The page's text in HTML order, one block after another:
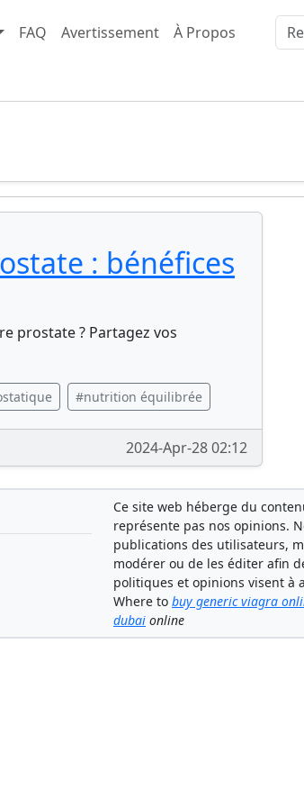
FAQ Avertissement À Propos
: bénéfices
prostate ? Partagez vos
#nutrition équilibrée
2024-Apr-28 02:12
Ce site web héberge du
représente pas nos opinions.
publications des utilisateurs,
modérer ou de les éditer afin
politiques et opinions visent à
Where to buy generic viagra
dubai online